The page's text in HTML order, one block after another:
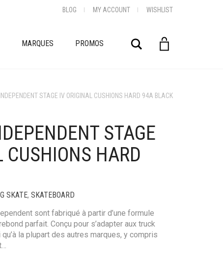
BLOG MY ACCOUNT WISHLIST
MARQUES PROMOS Rechercher
STAGE IV ORIGINAL CUSHIONS HARD 94A BLACK
STAGE
CUSHIONS HARD
SKATE, SKATEBOARD
sont fabriqué à partir d’une formule
parfait. Conçu pour s’adapter aux truck
la plupart des autres marques, y compris